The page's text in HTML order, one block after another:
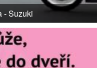
- Suzuki